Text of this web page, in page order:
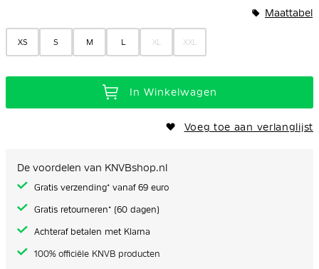
afbeeldingen-
gallerij
XS S M L XL XXL
Maattabel
In Winkelwagen
Voeg toe aan verlanglijst
De voordelen van KNVBshop.nl
Gratis verzending* vanaf 69 euro
Gratis retourneren* (60 dagen)
Achteraf betalen met Klarna
100% officiële KNVB producten